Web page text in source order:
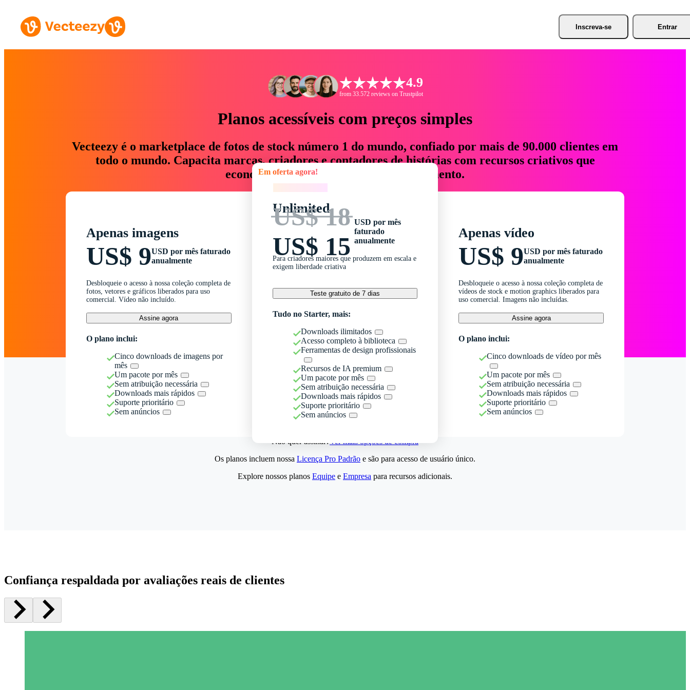
Inscreva-se Entrar
4.9
from 33.572 reviews on Trustpilot
Planos acessíveis com preços simples
Vecteezy é o marketplace de fotos de stock número 1 do mundo, confiado por mais de 90.000 clientes em
todo o mundo. Capacita marcas, criadores e contadores de histórias com recursos criativos que
economizam até 76% em tempo e orçamento.
Apenas imagens
US$ 9USD por mês faturado
anualmente
Desbloqueie o acesso à nossa coleção completa de
fotos, vetores e gráficos liberados para uso
comercial. Vídeo não incluído.
Assine agora
O plano inclui:
Cinco downloads de imagens por
mês
Um pacote por mês
Sem atribuição necessária
Downloads mais rápidos
Suporte prioritário
Sem anúncios
Em oferta agora!
Unlimited
US$ 18
US$ 15
USD por mês
faturado
anualmente
Para criadores maiores que produzem em escala e
exigem liberdade criativa
Teste gratuito de 7 dias
Tudo no Starter, mais:
Downloads ilimitados
Acesso completo à biblioteca
Ferramentas de design profissionais
Recursos de IA premium
Um pacote por mês
Sem atribuição necessária
Downloads mais rápidos
Suporte prioritário
Sem anúncios
Apenas vídeo
US$ 9USD por mês faturado
anualmente
Desbloqueie o acesso à nossa coleção completa de
vídeos de stock e motion graphics liberados para
uso comercial. Imagens não incluídas.
Assine agora
O plano inclui:
Cinco downloads de vídeo por mês
Um pacote por mês
Sem atribuição necessária
Downloads mais rápidos
Suporte prioritário
Sem anúncios
Não quer assinar?Ver mais opções de compra
Os planos incluem nossa Licença Pro Padrão e são para acesso de usuário único.
Explore nossos planos Equipe e Empresa para recursos adicionais.
Confiança respaldada por avaliações reais de clientes